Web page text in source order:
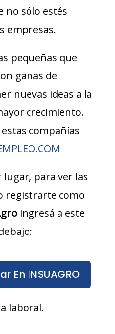
no sólo estés
empresas.
pequeñas que
ganas de
nuevas ideas a la
crecimiento.
compañías
lugar, para ver las
registrarte como
ingresá a este
En INSUAGRO
laboral.